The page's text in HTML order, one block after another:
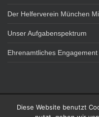
Der Helferverein München
Unser Aufgabenspektrum
Ehrenamtliches
Diese Website benutzt